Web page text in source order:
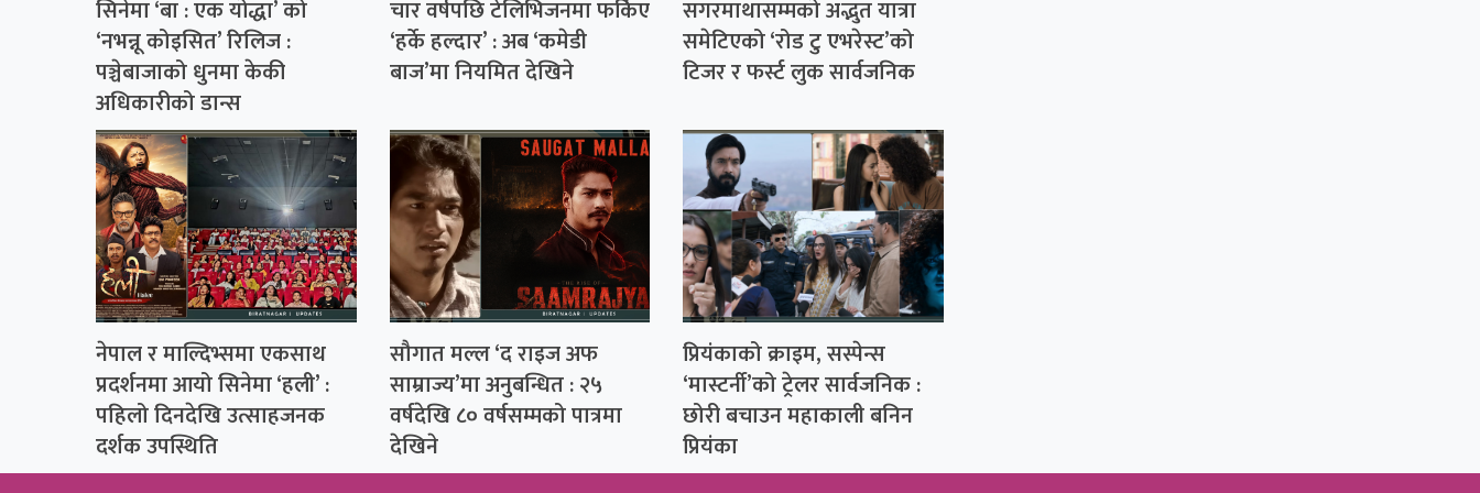
सिनेमा ‘बा : एक योद्धा’ को
‘नभन्नू कोइसित’ रिलिज :
पञ्चेबाजाको धुनमा केकी
अधिकारीको डान्स
चार वर्षपछि टेलिभिजनमा फर्किए
‘हर्के हल्दार’ : अब ‘कमेडी
बाज’मा नियमित देखिने
सगरमाथासम्मको अद्भुत यात्रा
समेटिएको ‘रोड टु एभरेस्ट’को
टिजर र फर्स्ट लुक सार्वजनिक
नेपाल र माल्दिभ्समा एकसाथ
प्रदर्शनमा आयो सिनेमा ‘हली’ :
पहिलो दिनदेखि उत्साहजनक
दर्शक उपस्थिति
सौगात मल्ल ‘द राइज अफ
साम्राज्य’मा अनुबन्धित : २५
वर्षदेखि ८० वर्षसम्मको पात्रमा
देखिने
प्रियंकाको क्राइम, सस्पेन्स
‘मास्टर्नी’को ट्रेलर सार्वजनिक :
छोरी बचाउन महाकाली बनिन
प्रियंका